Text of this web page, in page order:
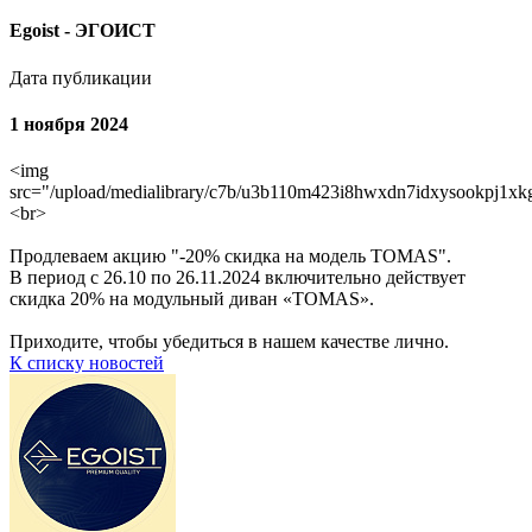
Egoist - ЭГОИСТ
Дата публикации
1 ноября 2024
<img
src="/upload/medialibrary/c7b/
<br>
Продлеваем акцию "-20% скидка на модель TOMAS".
В период с 26.10 по 26.11.2024 включительно действует
скидка 20% на модульный диван «TOMAS».
Приходите, чтобы убедиться в нашем качестве лично.
К списку новостей